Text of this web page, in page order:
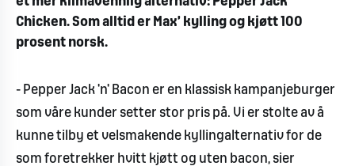
Chicken. Som alltid er Max’ kylling og kjøtt 100
prosent norsk.
- Pepper Jack 'n' Bacon er en klassisk kampanjeburger
som våre kunder setter stor pris på. Vi er stolte av å
kunne tilby et velsmakende kyllingalternativ for de
som foretrekker hvitt kjøtt og uten bacon, sier